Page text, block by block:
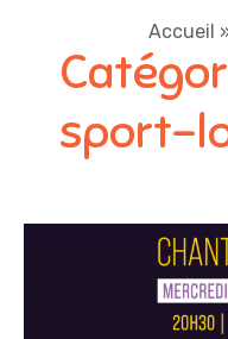
Accueil
sport-